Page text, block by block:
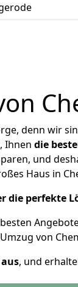
denn wir
Ihnen die
und
Haus in
die perfekte
von
, und